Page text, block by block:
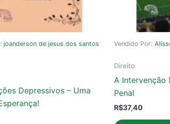
joanderson de jesus.dos santos
Depressivos – Uma
Vendido Por:
Direito
A Intervenção
Penal
R$37,40